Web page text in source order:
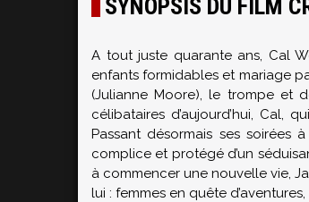
SYNOPSIS DU FILM
A tout juste quarante ans, Cal
enfants formidables et mariage
(Julianne Moore), le trompe et
célibataires d’aujourd’hui, Cal,
Passant désormais ses
complice et protégé d’un
à commencer une nouvelle vie,
lui : femmes en quête